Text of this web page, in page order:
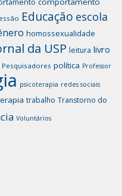
Educação escola
homossexualidade
da USP leitura livro
Pesquisadores política Professor
psicoterapia redes sociais
trabalho Transtorno do
Voluntários